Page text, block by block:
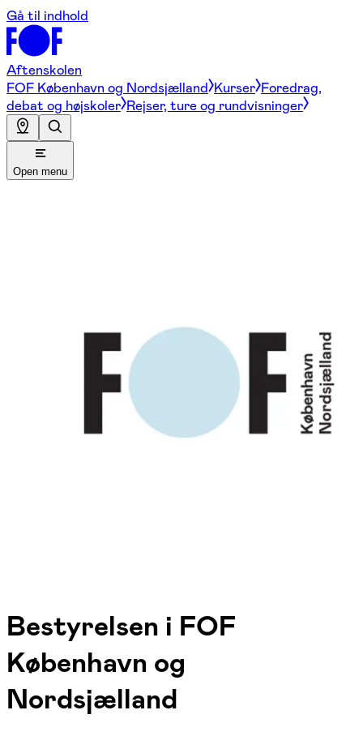
Gå til indhold
Aftenskolen
FOF København og Nordsjælland Kurser Foredrag,
debat og højskoler Rejser, ture og rundvisninger
Open menu
Bestyrelsen i FOF
København og
Nordsjælland